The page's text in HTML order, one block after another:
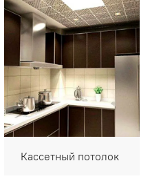
Кассетный потолок